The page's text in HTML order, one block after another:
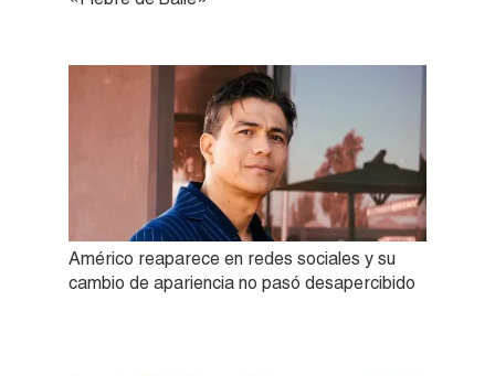
Américo reaparece en redes sociales y su
cambio de apariencia no pasó desapercibido